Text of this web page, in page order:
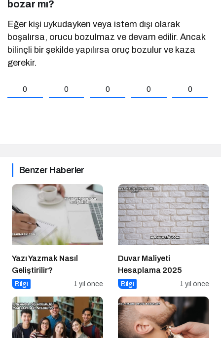
bozar mı?
Eğer kişi uykudayken veya istem dışı olarak
boşalırsa, orucu bozulmaz ve devam edilir. Ancak
bilinçli bir şekilde yapılırsa oruç bozulur ve kaza
gerekir.
0 0 0 0 0
Benzer Haberler
Yazı Yazmak Nasıl
Geliştirilir?
Bilgi
Duvar Maliyeti
Hesaplama 2025
Bilgi 1 yıl önce